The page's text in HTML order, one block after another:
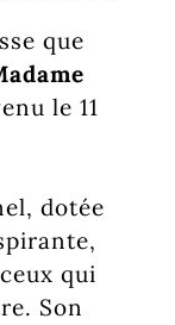
que
le 11
dotée
qui
Son